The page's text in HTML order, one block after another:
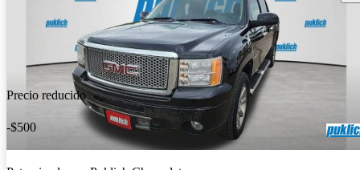
Precio reducido
-$500